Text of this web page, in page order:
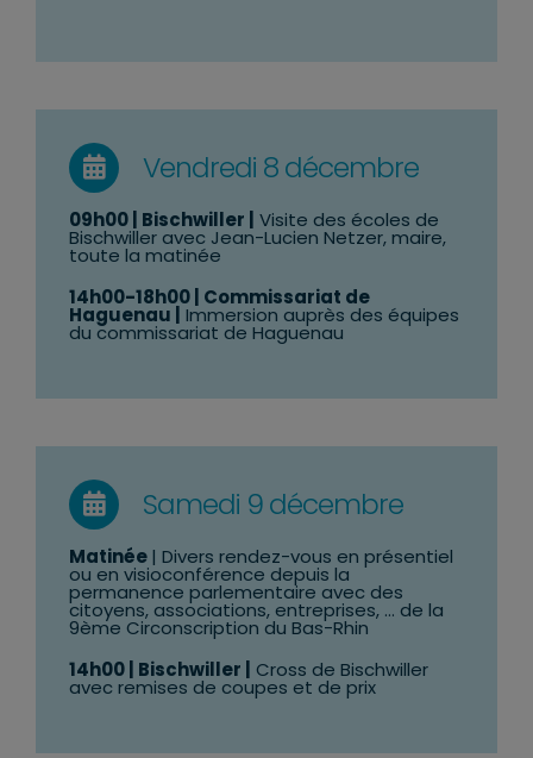
Vendredi 8 décembre
09h00 | Bischwiller | Visite des écoles de
Bischwiller avec Jean-Lucien Netzer, maire,
toute la matinée
14h00-18h00 | Commissariat de
Haguenau | Immersion auprès des équipes
du commissariat de Haguenau
Samedi 9 décembre
Matinée| Divers rendez-vous en présentiel
ou en visioconférence depuis la
permanence parlementaire avec des
citoyens, associations, entreprises, … de la
9ème Circonscription du Bas-Rhin
14h00 | Bischwiller | Cross de Bischwiller
avec remises de coupes et de prix